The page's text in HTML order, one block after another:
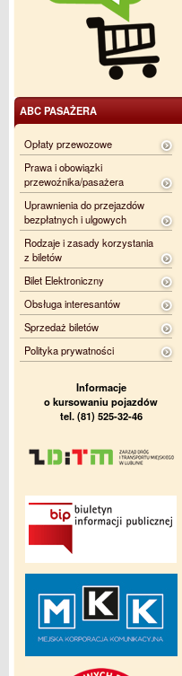
ABC PASAŻERA
Opłaty przewozowe
Prawa i obowiązki
przewoźnika/pasażera
Uprawnienia do przejazdów
bezpłatnych i ulgowych
Rodzaje i zasady korzystania
z biletów
Bilet Elektroniczny
Obsługa interesantów
Sprzedaż biletów
Polityka prywatności
Informacje
o kursowaniu pojazdów
tel. (81) 525-32-46